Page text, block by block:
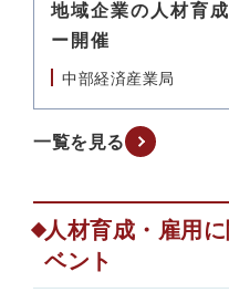
地域企業の人材育
ー開催
中部経済産業局
一覧を見る
人材育成・雇用
ベント